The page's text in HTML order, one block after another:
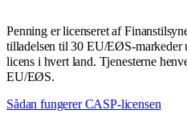
Penning er licenseret af
tilladelsen til 30 EU/EØS-
licens i hvert land. Tjenesterne
EU/EØS.
Sådan fungerer CASP-licensen